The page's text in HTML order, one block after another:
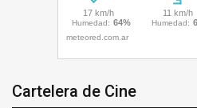
Cartelera de Cine